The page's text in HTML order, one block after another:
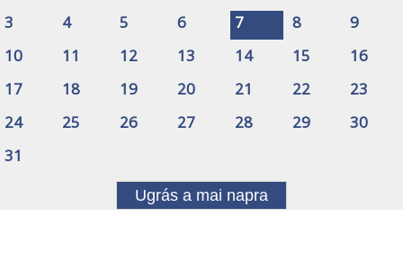
3
4 5 6 7 8
9
10
11 12 13 14 15
16
17
18 19 20 21 22
23
24
25 26 27 28 29
30
31
Ugrás a mai napra